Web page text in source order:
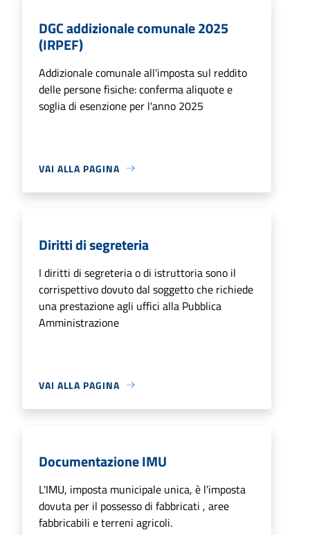
DGC addizionale comunale 2025
(IRPEF)
Addizionale comunale all'imposta sul reddito
delle persone fisiche: conferma aliquote e
soglia di esenzione per l'anno 2025
VAI ALLA PAGINA
Diritti di segreteria
I diritti di segreteria o di istruttoria sono il
corrispettivo dovuto dal soggetto che richiede
una prestazione agli uffici alla Pubblica
Amministrazione
VAI ALLA PAGINA
Documentazione IMU
L'IMU, imposta municipale unica, è l'imposta
dovuta per il possesso di fabbricati , aree
fabbricabili e terreni agricoli.